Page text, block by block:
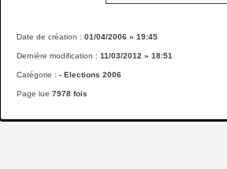
Date de création : 01/04/2006 » 19:45
Dernière modification : 11/03/2012 » 18:51
Catégorie : - Elections 2006
Page lue 7978 fois